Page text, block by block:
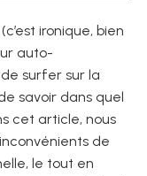
ironique, bien
auto-
surfer sur la
savoir dans quel
cet article, nous
de
le tout en